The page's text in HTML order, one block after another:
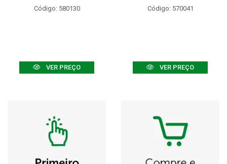
Código: 580130
VER PREÇO
Código: 570041
VER PREÇO